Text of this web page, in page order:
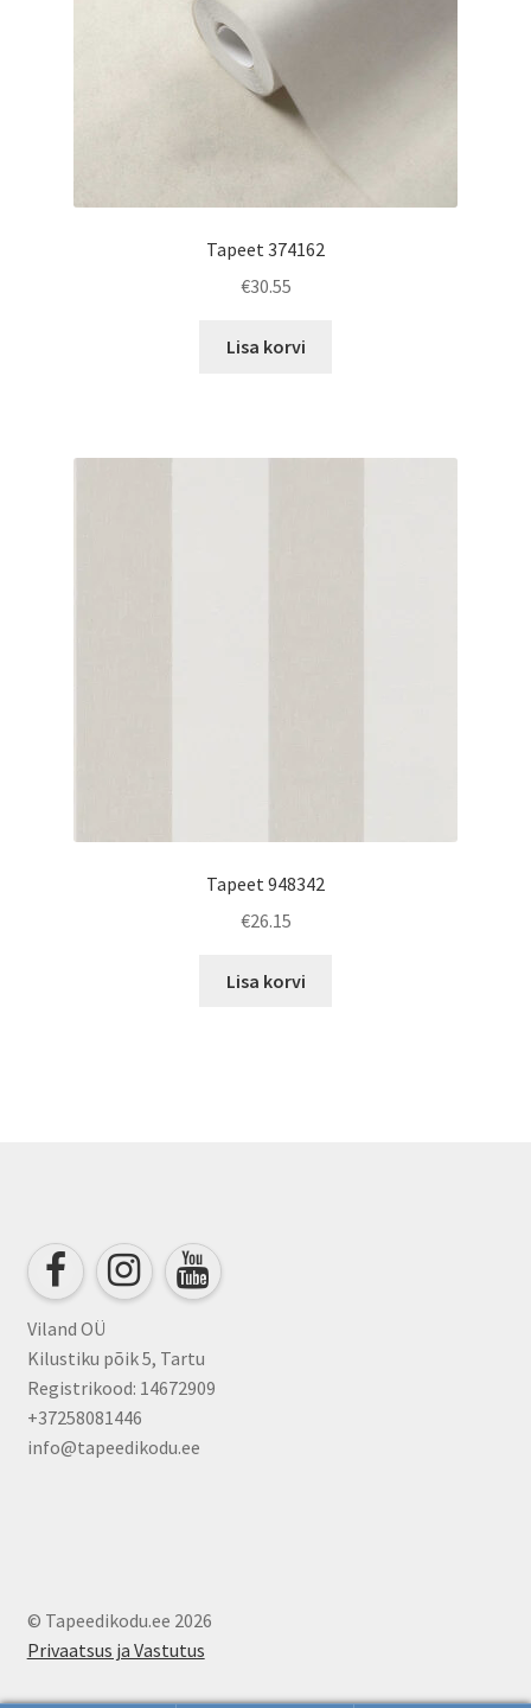
Tapeet 374162
€30.55
Lisa korvi
Tapeet 948342
€26.15
Lisa korvi
Viland OÜ
Kilustiku põik 5, Tartu
Registrikood: 14672909
+37258081446
info@tapeedikodu.ee
© Tapeedikodu.ee 2026
Privaatsus ja Vastutus